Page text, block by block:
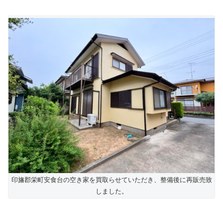
印旛郡栄町安食台の空き家を買取らせていただき、整備後に再販売致
しました。